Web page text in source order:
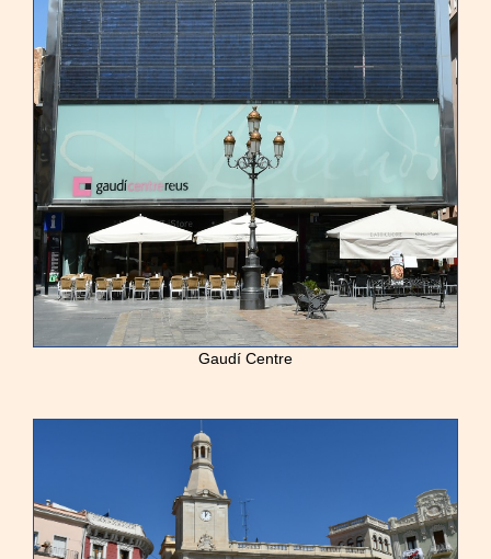
Gaudí Centre